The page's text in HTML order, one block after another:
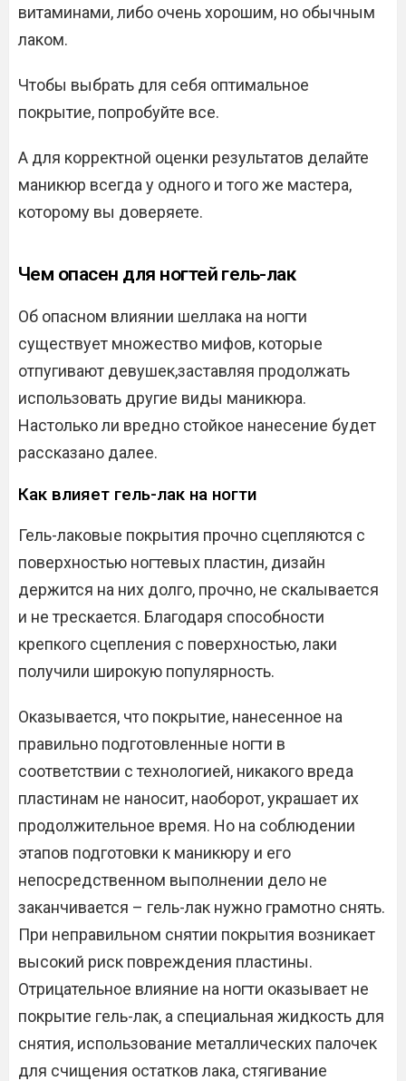
витаминами, либо очень хорошим, но обычным
лаком.
Чтобы выбрать для себя оптимальное
покрытие, попробуйте все.
А для корректной оценки результатов делайте
маникюр всегда у одного и того же мастера,
которому вы доверяете.
Чем опасен для ногтей гель-лак
Об опасном влиянии шеллака на ногти
существует множество мифов, которые
отпугивают девушек,заставляя продолжать
использовать другие виды маникюра.
Настолько ли вредно стойкое нанесение будет
рассказано далее.
Как влияет гель-лак на ногти
Гель-лаковые покрытия прочно сцепляются с
поверхностью ногтевых пластин, дизайн
держится на них долго, прочно, не скалывается
и не трескается. Благодаря способности
крепкого сцепления с поверхностью, лаки
получили широкую популярность.
Оказывается, что покрытие, нанесенное на
правильно подготовленные ногти в
соответствии с технологией, никакого вреда
пластинам не наносит, наоборот, украшает их
продолжительное время. Но на соблюдении
этапов подготовки к маникюру и его
непосредственном выполнении дело не
заканчивается – гель-лак нужно грамотно снять.
При неправильном снятии покрытия возникает
высокий риск повреждения пластины.
Отрицательное влияние на ногти оказывает не
покрытие гель-лак, а специальная жидкость для
снятия, использование металлических палочек
для счищения остатков лака, стягивание